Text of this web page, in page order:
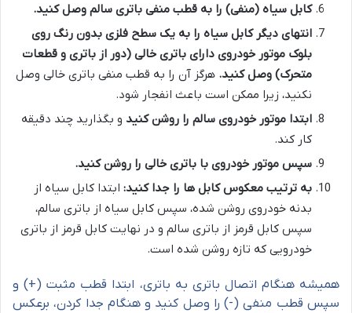
کابل سیاه (منفی) را به قطب منفی باتری سالم وصل کنید.
انتهای دیگر کابل سیاه را به یک سطح فلزی بدون رنگ روی
بلوک موتور خودروی دارای باتری خالی (دور از باتری و قطعات
متحرک) وصل کنید. هرگز آن را به قطب منفی باتری خالی وصل
نکنید، زیرا ممکن است باعث انفجار شود.
ابتدا موتور خودروی سالم را روشن کنید و بگذارید چند دقیقه
کار کند.
سپس موتور خودروی با باتری خالی را روشن کنید.
به ترتیب معکوس کابل ها را جدا کنید: ابتدا کابل سیاه از
بدنه خودروی روشن شده، سپس کابل سیاه از باتری سالم،
سپس کابل قرمز از باتری سالم و در نهایت کابل قرمز از باتری
خودرویی که تازه روشن شده است.
همیشه هنگام اتصال باتری به باتری، ابتدا قطب مثبت (+) و
سپس قطب منفی (-) را وصل کنید و هنگام جدا کردن، برعکس